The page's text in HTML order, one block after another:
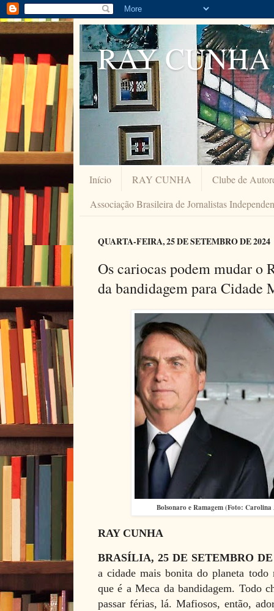
RAY CUNHA
Início RAY CUNHA
Clube de
Associação Brasileira de Jornalistas
QUARTA-FEIRA, 25 DE SETEMBRO DE 2024
Os cariocas podem mudar o
da bandidagem para Cidade
Bolsonaro e Ramagem (Foto:
RAY CUNHA
BRASÍLIA, 25 DE SETEMBRO
a cidade mais bonita do planeta todo
que é a Meca da bandidagem. Todo
passar férias, lá. Mafiosos, então,